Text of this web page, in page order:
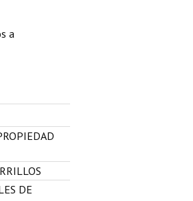
a
DE